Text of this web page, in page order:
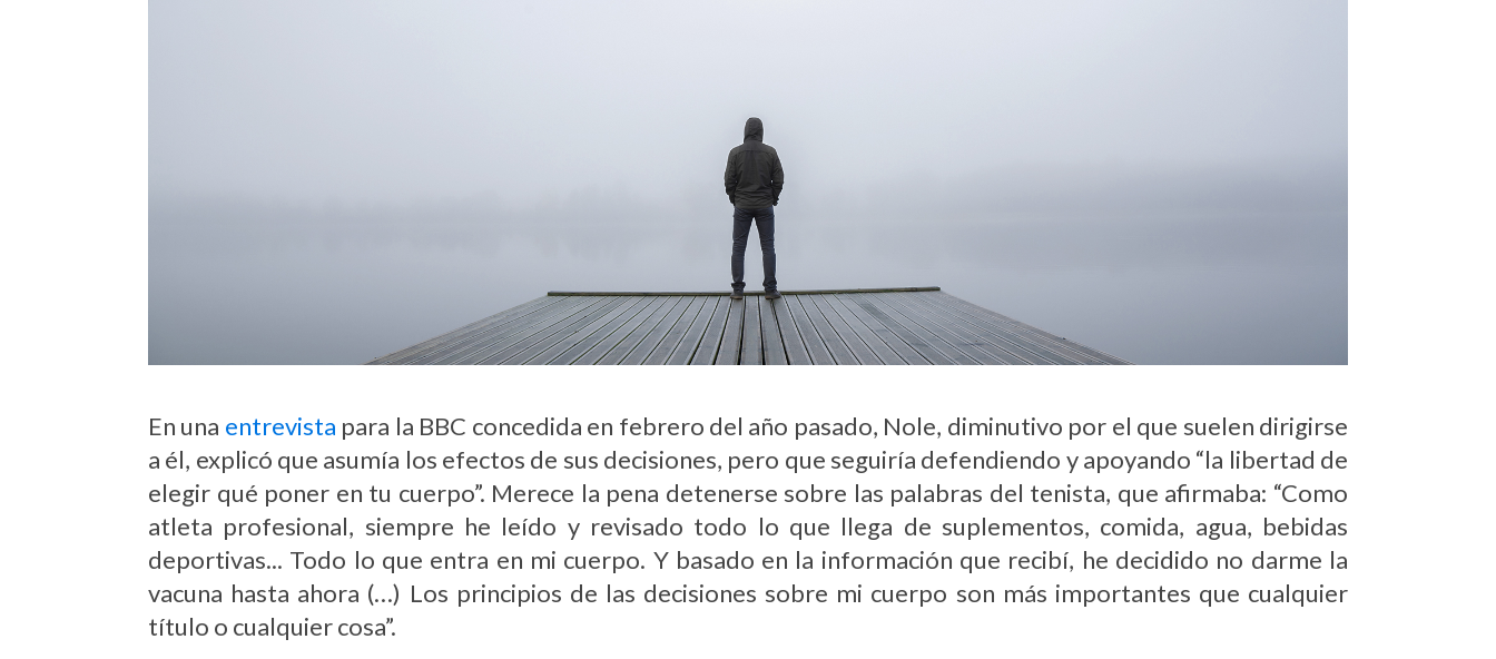
En una entrevista para la BBC concedida en febrero del año pasado, Nole, diminutivo por el que suelen dirigirse
a él, explicó que asumía los efectos de sus decisiones, pero que seguiría defendiendo y apoyando “la libertad de
elegir qué poner en tu cuerpo”. Merece la pena detenerse sobre las palabras del tenista, que afirmaba: “Como
atleta profesional, siempre he leído y revisado todo lo que llega de suplementos, comida, agua, bebidas
deportivas... Todo lo que entra en mi cuerpo. Y basado en la información que recibí, he decidido no darme la
vacuna hasta ahora (…) Los principios de las decisiones sobre mi cuerpo son más importantes que cualquier
título o cualquier cosa”.